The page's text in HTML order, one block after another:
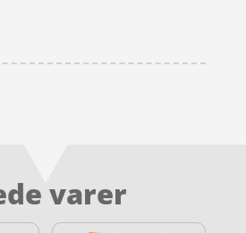
varer